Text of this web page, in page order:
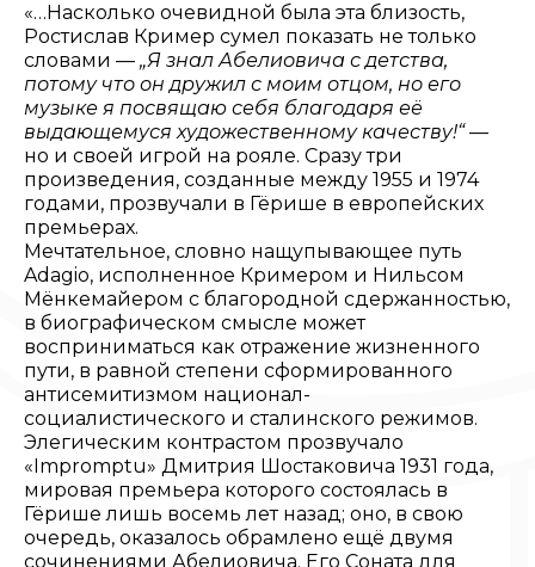
«…Насколько очевидной была эта близость,
Ростислав Кример сумел показать не только
словами — „Я знал Абелиовича с детства,
потому что он дружил с моим отцом, но его
музыке я посвящаю себя благодаря её
выдающемуся художественному качеству!“—
но и своей игрой на рояле. Сразу три
произведения, созданные между 1955 и 1974
годами, прозвучали в Гёрише в европейских
премьерах.
Мечтательное, словно нащупывающее путь
Adagio, исполненное Кримером и Нильсом
Мёнкемайером с благородной сдержанностью,
в биографическом смысле может
восприниматься как отражение жизненного
пути, в равной степени сформированного
антисемитизмом национал-
социалистического и сталинского режимов.
Элегическим контрастом прозвучало
«Impromptu» Дмитрия Шостаковича 1931 года,
мировая премьера которого состоялась в
Гёрише лишь восемь лет назад; оно, в свою
очередь, оказалось обрамлено ещё двумя
сочинениями Абелиовича. Его Соната для